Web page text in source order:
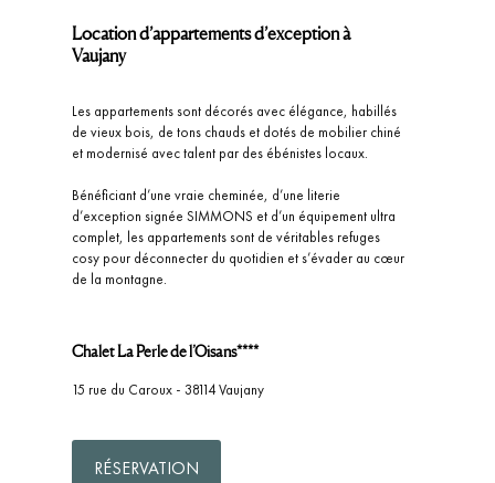
Location d’appartements d’exception à
Vaujany
Les appartements sont décorés avec élégance, habillés
de vieux bois, de tons chauds et dotés de mobilier chiné
et modernisé avec talent par des ébénistes locaux.
Bénéficiant d’une vraie cheminée, d’une literie
d’exception signée SIMMONS et d’un équipement ultra
complet, les appartements sont de véritables refuges
cosy pour déconnecter du quotidien et s’évader au cœur
de la montagne.
Chalet La Perle de l’Oisans****
15 rue du Caroux - 38114 Vaujany
RÉSERVATION